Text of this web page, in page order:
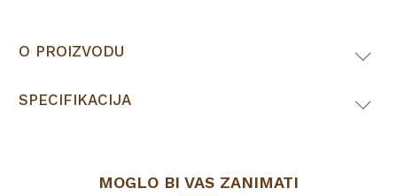
O PROIZVODU
SPECIFIKACIJA
MOGLO BI VAS ZANIMATI